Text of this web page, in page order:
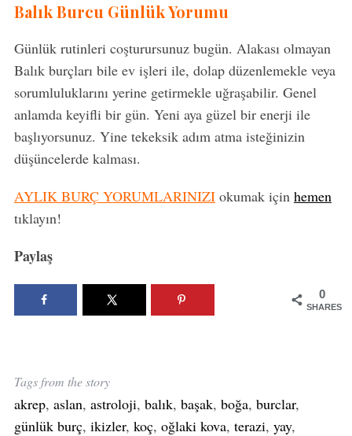
Balık Burcu Günlük Yorumu
Günlük rutinleri coşturursunuz bugün. Alakası olmayan
Balık burçları bile ev işleri ile, dolap düzenlemekle veya
sorumluluklarını yerine getirmekle uğraşabilir. Genel
anlamda keyifli bir gün. Yeni aya güzel bir enerji ile
başlıyorsunuz. Yine tekeksik adım atma isteğinizin
düşüncelerde kalması.
AYLIK BURÇ YORUMLARINIZIokumak için hemen
tıklayın!
Paylaş
0
SHARES
Tags from the story
akrep, aslan, astroloji, balık, başak, boğa, burclar,
günlük burç, ikizler, koç, oğlaki kova, terazi, yay,